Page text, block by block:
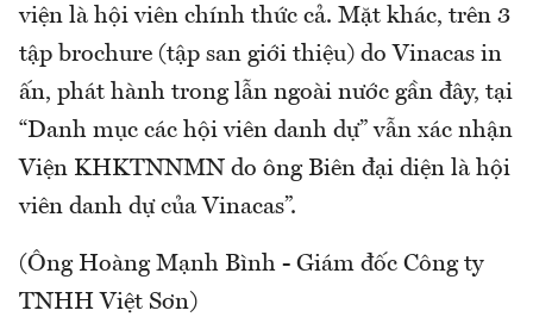
viện là hội viên chính thức cả. Mặt khác, trên 3
tập brochure (tập san giới thiệu) do Vinacas in
ấn, phát hành trong lẫn ngoài nước gần đây, tại
“Danh mục các hội viên danh dự” vẫn xác nhận
Viện KHKTNNMN do ông Biên đại diện là hội
viên danh dự của Vinacas”.
(Ông Hoàng Mạnh Bình - Giám đốc Công ty
TNHH Việt Sơn)